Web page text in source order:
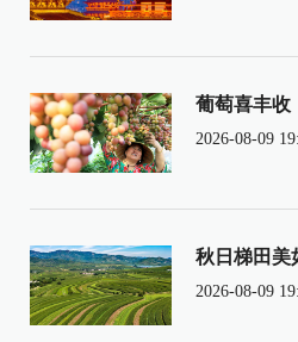
葡萄喜丰收
2026-08-09
秋日梯田美
2026-08-09